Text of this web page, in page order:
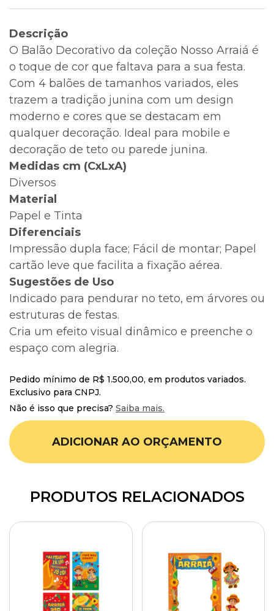
Descrição
O Balão Decorativo da coleção Nosso Arraiá é
o toque de cor que faltava para a sua festa.
Com 4 balões de tamanhos variados, eles
trazem a tradição junina com um design
moderno e cores que se destacam em
qualquer decoração. Ideal para mobile e
decoração de teto ou parede junina.
Medidas cm (CxLxA)
Diversos
Material
Papel e Tinta
Diferenciais
Impressão dupla face; Fácil de montar; Papel
cartão leve que facilita a fixação aérea.
Sugestões de Uso
Indicado para pendurar no teto, em árvores ou
estruturas de festas.
Cria um efeito visual dinâmico e preenche o
espaço com alegria.
Pedido mínimo de R$ 1.500,00, em produtos variados.
Exclusivo para CNPJ.
Não é isso que precisa? Saiba mais.
ADICIONAR AO ORÇAMENTO
PRODUTOS RELACIONADOS